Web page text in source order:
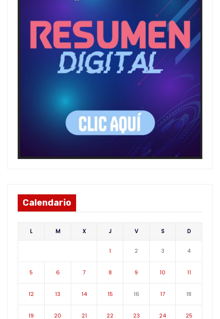
Calendario
L M X J V S D
1 2 3 4
5 6 7 8 9 10 11
12 13 14 15 16 17 18
19 20 21 22 23 24 25